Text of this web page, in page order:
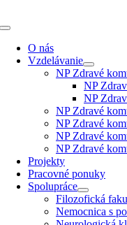
to
Toggle
Navigation
O nás
Vzdelávanie
NP Zdravé
NP
NP
NP Zdravé
NP Zdravé
NP Zdravé
NP Zdravé
Projekty
Pracovné ponuky
Spolupráce
Filozofická
Nemocnica s